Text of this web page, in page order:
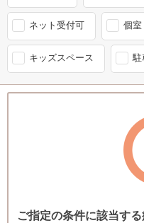
ネット受付可 個室
キッズスペース 駐
ご指定の条件に該当す